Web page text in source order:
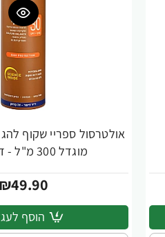
מוגדל 300 מ"ל - ד"ר פישר
₪49.90
הוסף